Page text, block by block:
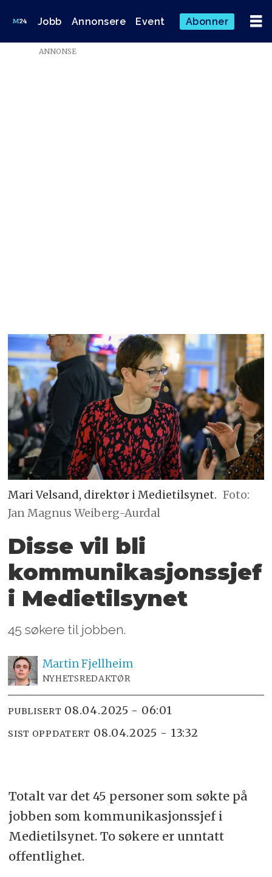
Jobb Annonsere Event Abonner
ANNONSE
Mari Velsand, direktør i Medietilsynet. Foto:
Jan Magnus Weiberg-Aurdal
Disse vil bli
kommunikasjonssjef
i Medietilsynet
45 søkere til jobben.
MartinFjellheim
NYHETSREDAKTØR
PUBLISERT 08.04.2025 - 06:01
SIST OPPDATERT 08.04.2025 - 13:32
Totalt var det 45 personer som søkte på
jobben som kommunikasjonssjef i
Medietilsynet. To søkere er unntatt
offentlighet.